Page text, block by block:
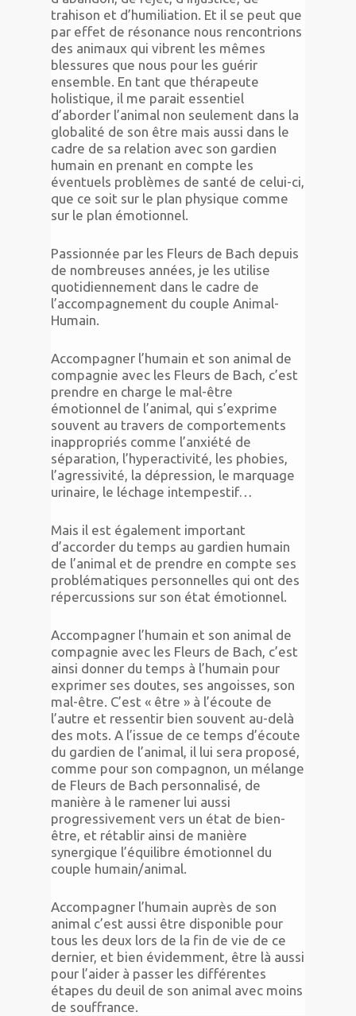
trahison et d’humiliation. Et il se peut que
par effet de résonance nous rencontrions
des animaux qui vibrent les mêmes
blessures que nous pour les guérir
ensemble. En tant que thérapeute
holistique, il me parait essentiel
d’aborder l’animal non seulement dans la
globalité de son être mais aussi dans le
cadre de sa relation avec son gardien
humain en prenant en compte les
éventuels problèmes de santé de celui-ci,
que ce soit sur le plan physique comme
sur le plan émotionnel.
Passionnée par les Fleurs de Bach depuis
de nombreuses années, je les utilise
quotidiennement dans le cadre de
l’accompagnement du couple Animal-
Humain.
Accompagner l’humain et son animal de
compagnie avec les Fleurs de Bach, c’est
prendre en charge le mal-être
émotionnel de l’animal, qui s’exprime
souvent au travers de comportements
inappropriés comme l’anxiété de
séparation, l’hyperactivité, les phobies,
l’agressivité, la dépression, le marquage
urinaire, le léchage intempestif…
Mais il est également important
d’accorder du temps au gardien humain
de l’animal et de prendre en compte ses
problématiques personnelles qui ont des
répercussions sur son état émotionnel.
Accompagner l’humain et son animal de
compagnie avec les Fleurs de Bach, c’est
ainsi donner du temps à l’humain pour
exprimer ses doutes, ses angoisses, son
mal-être. C’est « être » à l’écoute de
l’autre et ressentir bien souvent au-delà
des mots. A l’issue de ce temps d’écoute
du gardien de l’animal, il lui sera proposé,
comme pour son compagnon, un mélange
de Fleurs de Bach personnalisé, de
manière à le ramener lui aussi
progressivement vers un état de bien-
être, et rétablir ainsi de manière
synergique l’équilibre émotionnel du
couple humain/animal.
Accompagner l’humain auprès de son
animal c’est aussi être disponible pour
tous les deux lors de la fin de vie de ce
dernier, et bien évidemment, être là aussi
pour l’aider à passer les différentes
étapes du deuil de son animal avec moins
de souffrance.